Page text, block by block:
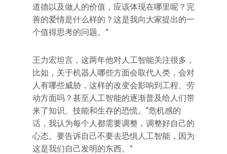
道德以及做人的价值，应该体现在哪里呢？完
善的爱情是什么样的？这是我向大家提出的一
个值得思考的问题。”
王力宏坦言，这两年他对人工智能关注很多，
比如，关于机器人哪些方面会取代人类，会对
人有哪些威胁，这样的改变会影响到工程、劳
动方面吗？甚至人工智能的逐渐普及给人们带
来了知识、技能和生存的恐慌。“危机感的
话，我认为每个人都需要调整，调整好自己的
心态。要告诉自己不要去恐惧人工智能，因为
这是我们自己发明的东西。”